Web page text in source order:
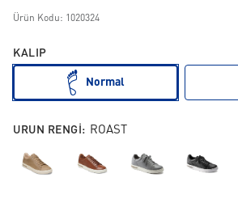
Ürün Kodu: 1020324
KALIP
Normal
URUN RENGI: ROAST